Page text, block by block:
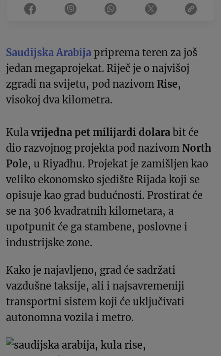
Saudijska Arabija priprema teren za još
jedan megaprojekat. Riječ je o najvišoj
zgradi na svijetu, pod nazivom Rise,
visokoj dva kilometra.
Kula vrijedna pet milijardi dolara bit će
dio razvojnog projekta pod nazivom North
Pole, u Riyadhu. Projekat je zamišljen kao
veliko ekonomsko sjedište Rijada koji se
opisuje kao grad budućnosti. Prostirat će
se na 306 kvadratnih kilometara, a
upotpunit će ga stambene, poslovne i
industrijske zone.
Kako je najavljeno, grad će sadržati
vazdušne taksije, ali i najsavremeniji
transportni sistem koji će uključivati
autonomna vozila i metro.